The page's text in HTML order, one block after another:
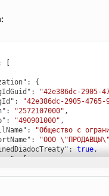
[
:
{
: "42e386dc-2905-
: "42e386dc-2905-4765-
: "2572107000" ,
: "490901000" ,
: "Общество с
: "ООО
: true,
[
"BoxId":